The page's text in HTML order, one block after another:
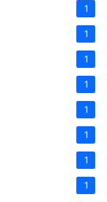
1
1
1
1
1
1
1
1